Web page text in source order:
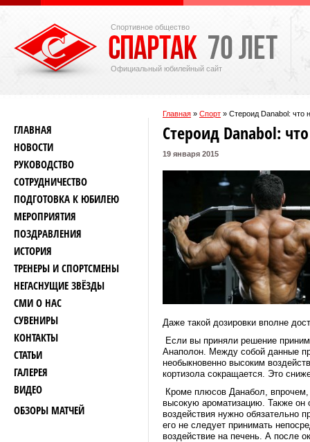
Спортивное общество
Официальный юбилейный сайт
Главная » Спорт » Стероид Danabol: что
ГЛАВНАЯ
НОВОСТИ
РУКОВОДСТВО
СОТРУДНИЧЕСТВО
ПОДГОТОВКА К ЮБИЛЕЮ
МЕРОПРИЯТИЯ
ПОЗДРАВЛЕНИЯ
ИСТОРИЯ
ТРЕНЕРЫ И СПОРТСМЕНЫ
НЕГАСНУЩИЕ ЗВЁЗДЫ
СМИ О НАС
СУВЕНИРЫ
КОНТАКТЫ
СТАТЬИ
ГАЛЕРЕЯ
ВИДЕО
ОБЗОРЫ МАТЧЕЙ
Стероид Danabol:
19 января 2015
Даже такой дозировки вполне
Если вы приняли решение
Анаполон. Между собой данные
необыкновенно высоким
кортизола сокращается. Это
Кроме плюсов Данабол, впрочем,
высокую ароматизацию. Также он
воздействия нужно обязательно
его не следует принимать
воздействие на печень. А после